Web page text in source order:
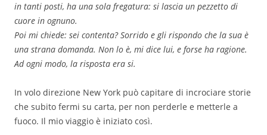
in tanti posti, ha una sola fregatura: si lascia un pezzetto di
cuore in ognuno.
Poi mi chiede: sei contenta? Sorrido e gli rispondo che la sua è
una strana domanda. Non lo è, mi dice lui, e forse ha ragione.
Ad ogni modo, la risposta era si.
In volo direzione New York può capitare di incrociare storie
che subito fermi su carta, per non perderle e metterle a
fuoco. Il mio viaggio è iniziato così.